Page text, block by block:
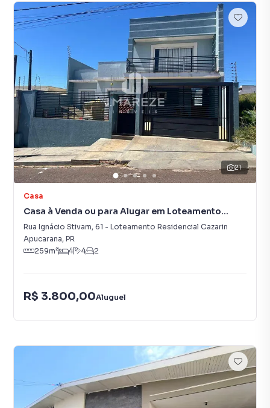
21
Casa
Casa à Venda ou para Alugar em Loteamento
Residencial Cazarin
Rua Ignácio Stivam, 61 - Loteamento Residencial Cazarin
Apucarana, PR
259m² 4 4 2
R$ 3.800,00Aluguel